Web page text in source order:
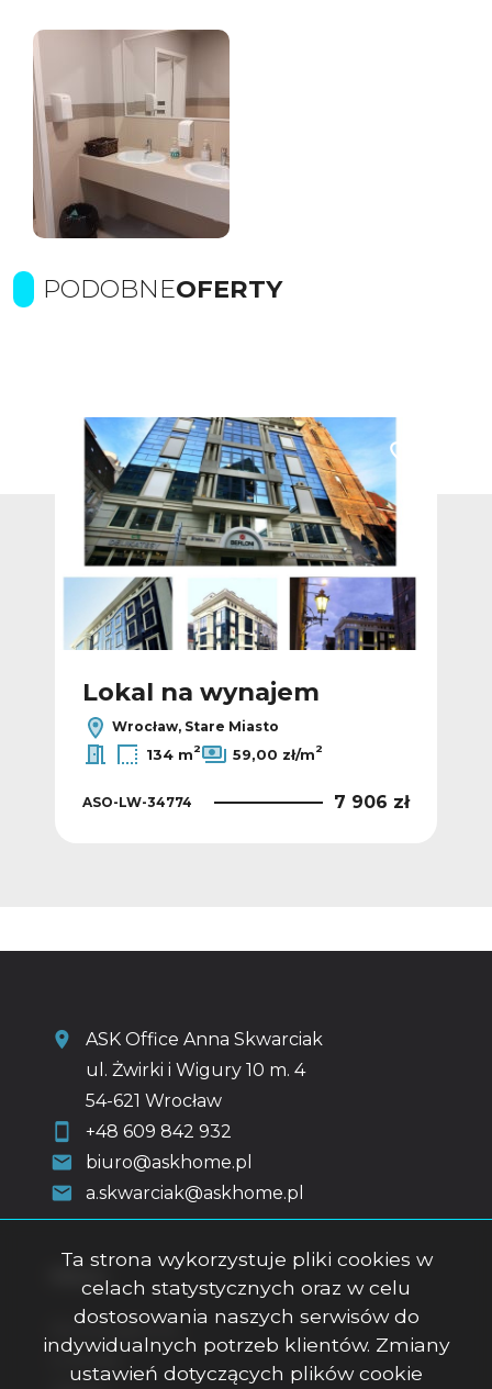
PODOBNEOFERTY
Dodaj do ulubionych
Lokal na wynajem
Wrocław, Stare Miasto
134 m2 59,00 zł/m2
ASO-LW-34774 7 906 zł
ASK Office Anna Skwarciak
ul. Żwirki i Wigury 10 m. 4
54-621 Wrocław
+48 609 842 932
biuro@askhome.pl
a.skwarciak@askhome.pl
Strona główna
O firmie
Ta strona wykorzystuje pliki cookies w
celach statystycznych oraz w celu
dostosowania naszych serwisów do
indywidualnych potrzeb klientów. Zmiany
ustawień dotyczących plików cookie